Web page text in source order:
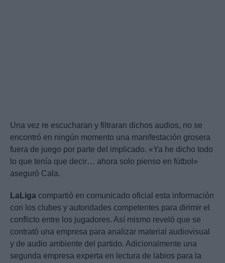
Una vez re escucharan y filtraran dichos audios, no se
encontró en ningún momento una manifestación grosera
fuera de juego por parte del implicado. «Ya he dicho todo
lo que tenía que decir… ahora solo pienso en fútbol»
aseguró Cala.
LaLiga compartió en comunicado oficial esta información
con los clubes y autoridades competentes para dirimir el
conflicto entre los jugadores. Así mismo reveló que se
contrató una empresa para analizar material audiovisual
y de audio ambiente del partido. Adicionalmente una
segunda empresa experta en lectura de labios para la